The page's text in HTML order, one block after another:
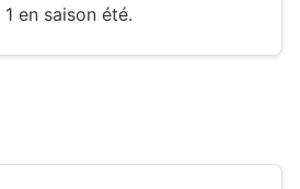
en saison été.